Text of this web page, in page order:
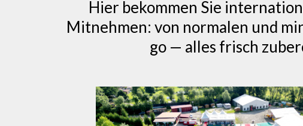
Hier bekommen Sie
Mitnehmen: von normalen und
go — alles frisch